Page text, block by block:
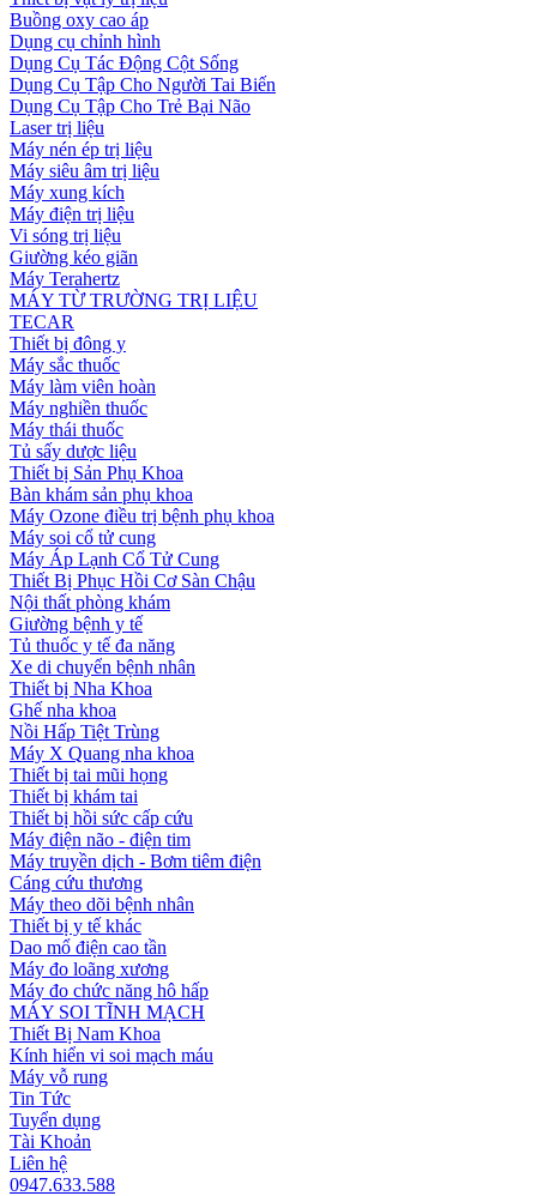
Buồng oxy cao áp
Dụng cụ chỉnh hình
Dụng Cụ Tác Động Cột Sống
Dụng Cụ Tập Cho Người Tai Biến
Dụng Cụ Tập Cho Trẻ Bại Não
Laser trị liệu
Máy nén ép trị liệu
Máy siêu âm trị liệu
Máy xung kích
Máy điện trị liệu
Vi sóng trị liệu
Giường kéo giãn
Máy Terahertz
MÁY TỪ TRƯỜNG TRỊ LIỆU
TECAR
Thiết bị đông y
Máy sắc thuốc
Máy làm viên hoàn
Máy nghiền thuốc
Máy thái thuốc
Tủ sấy dược liệu
Thiết bị Sản Phụ Khoa
Bàn khám sản phụ khoa
Máy Ozone điều trị bệnh phụ khoa
Máy soi cổ tử cung
Máy Áp Lạnh Cổ Tử Cung
Thiết Bị Phục Hồi Cơ Sàn Chậu
Nội thất phòng khám
Giường bệnh y tế
Tủ thuốc y tế đa năng
Xe di chuyển bệnh nhân
Thiết bị Nha Khoa
Ghế nha khoa
Nồi Hấp Tiệt Trùng
Máy X Quang nha khoa
Thiết bị tai mũi họng
Thiết bị khám tai
Thiết bị hồi sức cấp cứu
Máy điện não - điện tim
Máy truyền dịch - Bơm tiêm điện
Cáng cứu thương
Máy theo dõi bệnh nhân
Thiết bị y tế khác
Dao mổ điện cao tần
Máy đo loãng xương
Máy đo chức năng hô hấp
MÁY SOI TĨNH MẠCH
Thiết Bị Nam Khoa
Kính hiển vi soi mạch máu
Máy vỗ rung
Tin Tức
Tuyển dụng
Tài Khoản
Liên hệ
0947.633.588